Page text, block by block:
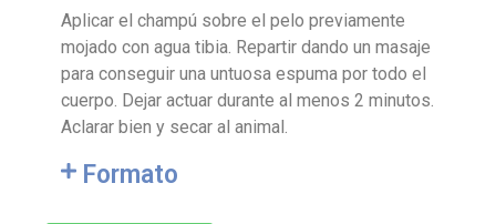
Aplicar el champú sobre el pelo previamente
mojado con agua tibia. Repartir dando un masaje
para conseguir una untuosa espuma por todo el
cuerpo. Dejar actuar durante al menos 2 minutos.
Aclarar bien y secar al animal.
Formato